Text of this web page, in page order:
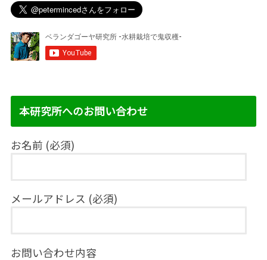
本研究所へのお問い合わせ
お名前 (必須)
メールアドレス (必須)
お問い合わせ内容